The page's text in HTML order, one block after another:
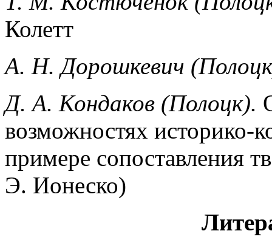
Колетт
А. Н. Дорошкевич
Д. А. Кондаков (Полоцк).
возможностях историко-
примере сопоставления
Э. Ионеско)